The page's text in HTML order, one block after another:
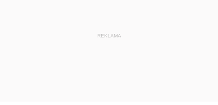
REKLAMA